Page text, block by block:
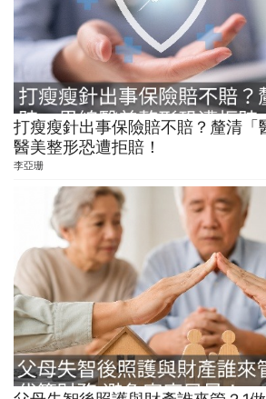
打瘦瘦針出事保險賠不賠？釐清「
醫美整形恐遭拒賠！
李亞珊